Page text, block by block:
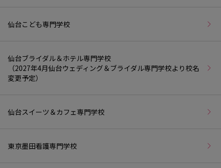
仙台こども専門学校
仙台ブライダル＆ホテル専門学校
（2027年4月仙台ウェディング＆ブライダル専門学校より校名
変更予定）
仙台スイーツ＆カフェ専門学校
東京墨田看護専門学校